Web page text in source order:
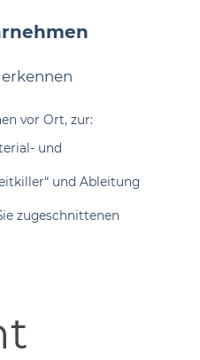
vor Ort, zur:
und
und Ableitung
zugeschnittenen